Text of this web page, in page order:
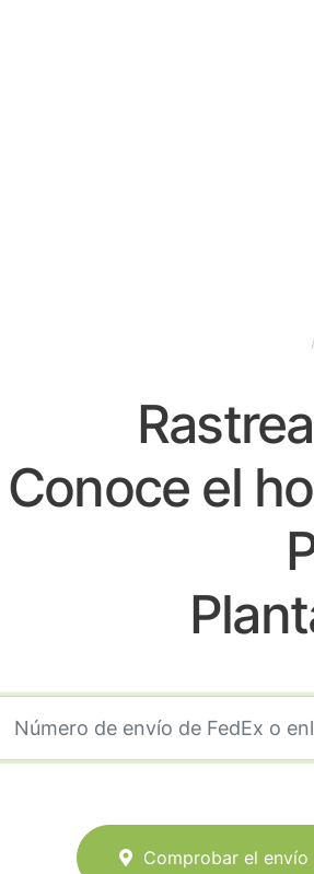
Conoce el
Comprobar el envío